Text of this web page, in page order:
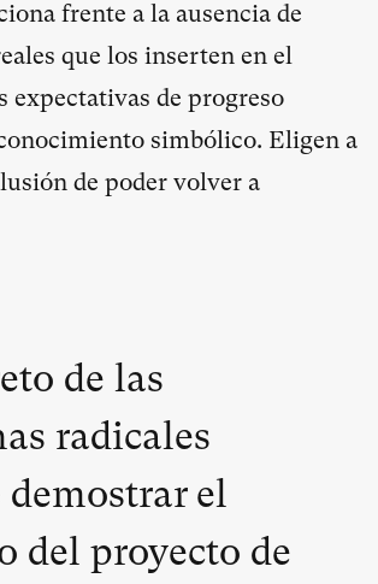
frente a la ausencia de
que los inserten en el
expectativas de progreso
simbólico. Eligen a
de poder volver a
de las
radicales
demostrar el
del proyecto de